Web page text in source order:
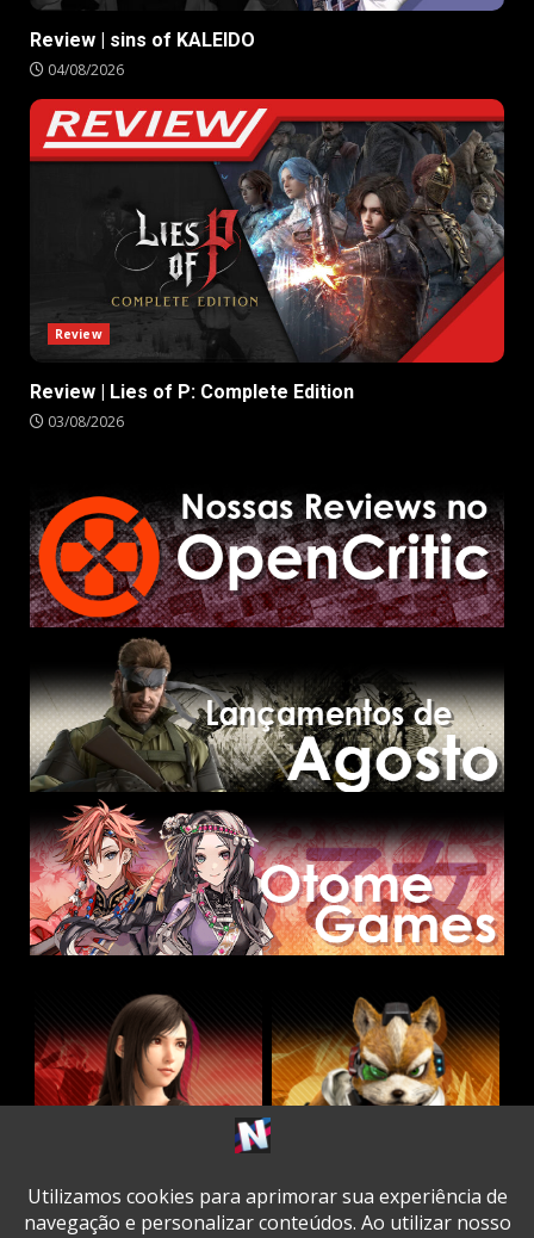
Review | sins of KALEIDO
04/08/2026
Review
Review | Lies of P: Complete Edition
03/08/2026